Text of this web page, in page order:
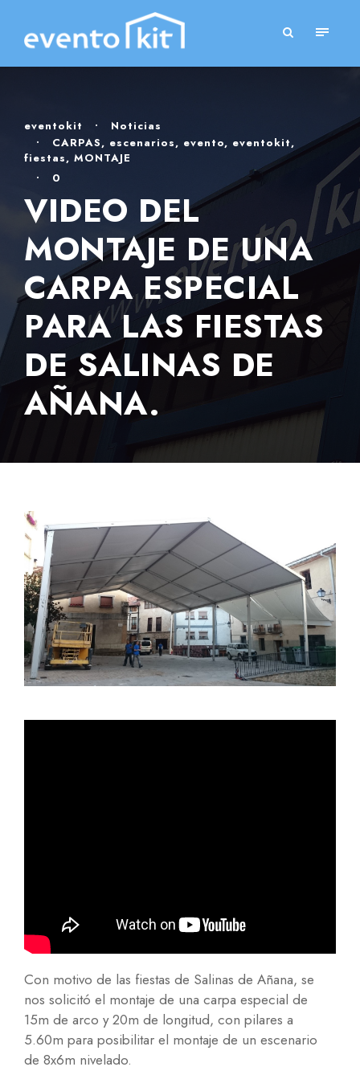
eventokit •
Noticias
•
CARPAS, escenarios, evento, eventokit,
fiestas, MONTAJE
•
0
VIDEO DEL
MONTAJE DE UNA
CARPA ESPECIAL
PARA LAS FIESTAS
DE SALINAS DE
AÑANA.
Con motivo de las fiestas de Salinas de Añana, se
nos solicitó el montaje de una carpa especial de
15m de arco y 20m de longitud, con pilares a
5.60m para posibilitar el montaje de un escenario
de 8x6m nivelado.